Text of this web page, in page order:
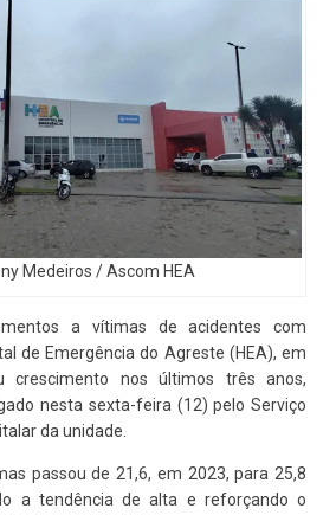
Medeiros / Ascom HEA
a vítimas de acidentes com
de Emergência do Agreste (HEA), em
crescimento nos últimos três anos,
nesta sexta-feira (12) pelo Serviço
da unidade.
passou de 21,6, em 2023, para 25,8
a tendência de alta e reforçando o